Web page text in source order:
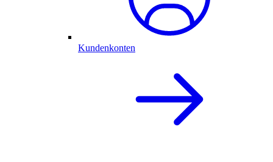
Kundenkonten